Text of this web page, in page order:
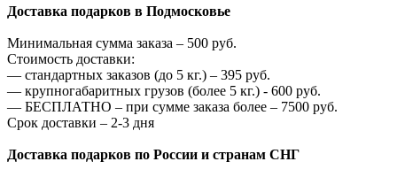
Доставка подарков в Подмосковье
Минимальная сумма заказа – 500 руб.
Стоимость доставки:
— стандартных заказов (до 5 кг.) – 395 руб.
— крупногабаритных грузов (более 5 кг.) - 600 руб.
— БЕСПЛАТНО – при сумме заказа более – 7500 руб.
Срок доставки – 2-3 дня
Доставка подарков по России и странам СНГ